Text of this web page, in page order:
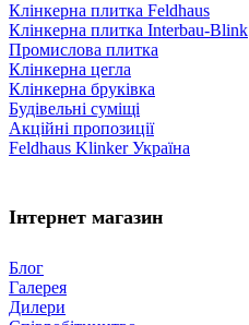
Клінкерна плитка Feldhaus
Клінкерна плитка Interbau-Blink
Промислова плитка
Клінкерна цегла
Клінкерна бруківка
Будівельні суміщі
Акційні пропозиції
Feldhaus Klinker Україна
Інтернет магазин
Блог
Галерея
Дилери